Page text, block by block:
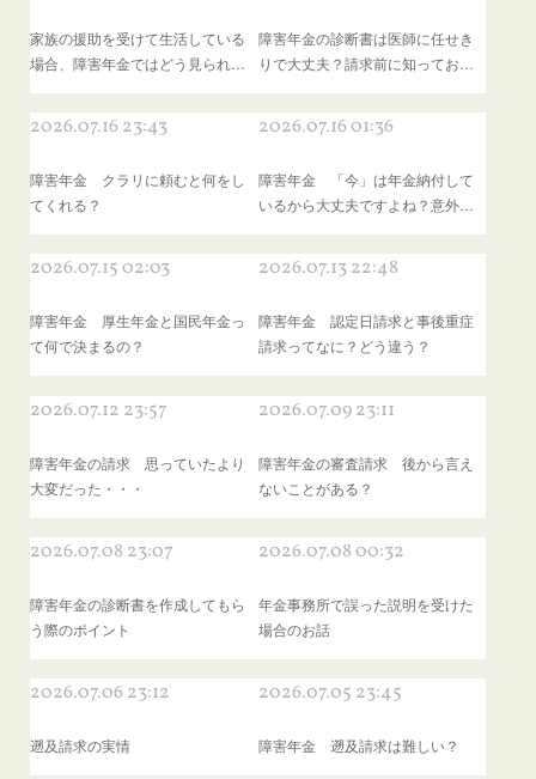
家族の援助を受けて生活している
場合、障害年金ではどう見られ…
障害年金の診断書は医師に任せき
りで大丈夫？請求前に知ってお…
2026.07.16 23:43
障害年金 クラリに頼むと何をし
てくれる？
2026.07.16 01:36
障害年金 「今」は年金納付して
いるから大丈夫ですよね？意外…
2026.07.15 02:03
障害年金 厚生年金と国民年金っ
て何で決まるの？
2026.07.13 22:48
障害年金 認定日請求と事後重症
請求ってなに？どう違う？
2026.07.12 23:57
障害年金の請求 思っていたより
大変だった・・・
2026.07.09 23:11
障害年金の審査請求 後から言え
ないことがある？
2026.07.08 23:07
障害年金の診断書を作成してもら
う際のポイント
2026.07.08 00:32
年金事務所で誤った説明を受けた
場合のお話
2026.07.06 23:12
遡及請求の実情
2026.07.05 23:45
障害年金 遡及請求は難しい？